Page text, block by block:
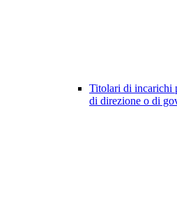
Titolari di incarichi
di direzione o di